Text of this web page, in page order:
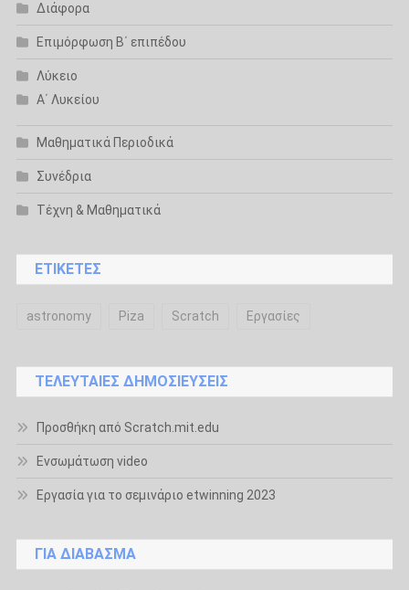
Διάφορα
Επιμόρφωση Β΄ επιπέδου
Λύκειο
Α΄ Λυκείου
Μαθηματικά Περιοδικά
Συνέδρια
Τέχνη & Μαθηματικά
ΕΤΙΚΈΤΕΣ
astronomy Piza Scratch Εργασίες
ΤΕΛΕΥΤΑΊΕΣ ΔΗΜΟΣΙΕΎΣΕΙΣ
Προσθήκη από Scratch.mit.edu
Ενσωμάτωση video
Εργασία για το σεμινάριο etwinning 2023
ΓΙΑ ΔΙΆΒΑΣΜΑ